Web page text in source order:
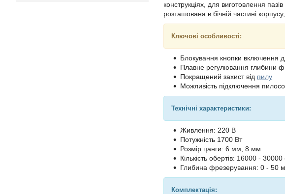
конструкціях, для виготовлення
розташована в бічній частині
Ключові особливості:
Блокування кнопки включення
Плавне регулювання глибини
Покращений захист від пилу
Можливість підключення
Технічні характеристики:
Живлення: 220 В
Потужність 1700 Вт
Розмір цанги: 6 мм, 8 мм
Кількість обертів: 16000 -
Глибина фрезерування: 0 - 50
Комплектація: